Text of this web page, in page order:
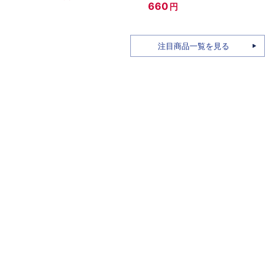
660 円
注目商品一覧を見る